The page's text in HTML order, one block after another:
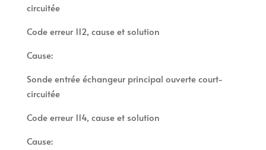
circuitée
Code erreur 112, cause et solution
Cause:
Sonde entrée échangeur principal ouverte court-
circuitée
Code erreur 114, cause et solution
Cause: